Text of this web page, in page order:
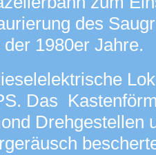
des
der 1980er Jahre.
Das
Drehgestellen